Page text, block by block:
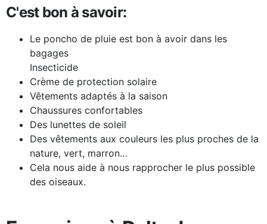
C'est bon à savoir:
Le poncho de pluie est bon à avoir dans les
bagages
Insecticide
Crème de protection solaire
Vêtements adaptés à la saison
Chaussures confortables
Des lunettes de soleil
Des vêtements aux couleurs les plus proches de la
nature, vert, marron…
Cela nous aide à nous rapprocher le plus possible
des oiseaux.